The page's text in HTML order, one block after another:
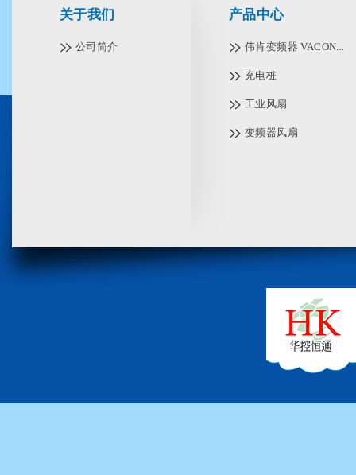
关于我们
公司简介
产品中心
伟肯变频器 VACON...
充电桩
工业风扇
变频器风扇